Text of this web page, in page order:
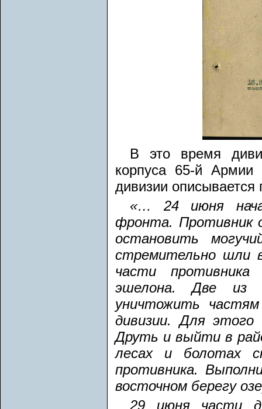
В это время
корпуса 65-й Армии
дивизии
«… 24 июня
фронта. Противник
остановить
стремительно шли
части
эшелона. Две из
уничтожить частям
дивизии. Для этого
Друть и выйти в
лесах и болотах
противника.
восточном берегу
29 июня части